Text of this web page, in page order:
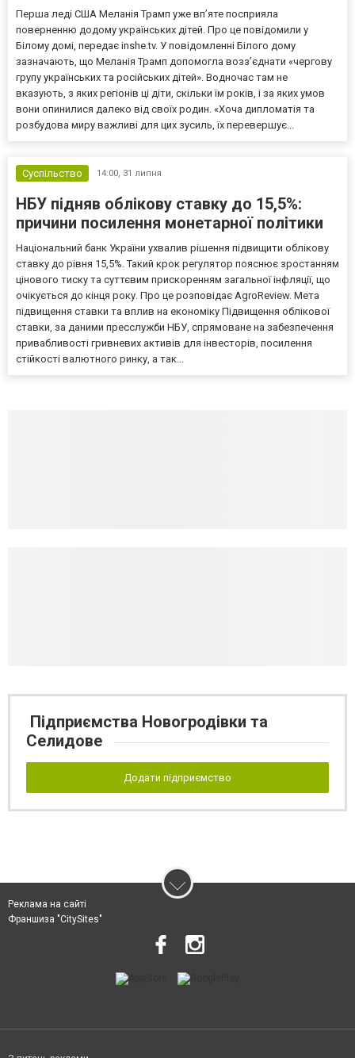
Перша леді США Меланія Трамп уже впʼяте посприяла
поверненню додому українських дітей. Про це повідомили у
Білому домі, передає inshe.tv. У повідомленні Білого дому
зазначають, що Меланія Трамп допомогла возз’єднати «чергову
групу українських та російських дітей». Водночас там не
вказують, з яких регіонів ці діти, скільки їм років, і за яких умов
вони опинилися далеко від своїх родин. «Хоча дипломатія та
розбудова миру важливі для цих зусиль, їх перевершує...
Суспільство 14:00, 31 липня
НБУ підняв облікову ставку до 15,5%:
причини посилення монетарної політики
Національний банк України ухвалив рішення підвищити облікову
ставку до рівня 15,5%. Такий крок регулятор пояснює зростанням
цінового тиску та суттєвим прискоренням загальної інфляції, що
очікується до кінця року. Про це розповідає AgroReview. Мета
підвищення ставки та вплив на економіку Підвищення облікової
ставки, за даними пресслужби НБУ, спрямоване на забезпечення
привабливості гривневих активів для інвесторів, посилення
стійкості валютного ринку, а так...
Підприємства Новогродівки та
Селидове
Додати підприємство
Реклама на сайті
Франшиза "CitySites"